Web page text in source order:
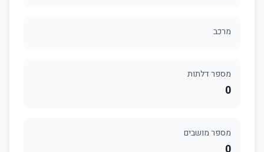
מרכב
מספר דלתות
0
מספר מושבים